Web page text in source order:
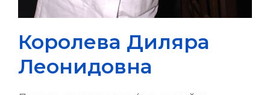
Королева Диляра
Леонидовна